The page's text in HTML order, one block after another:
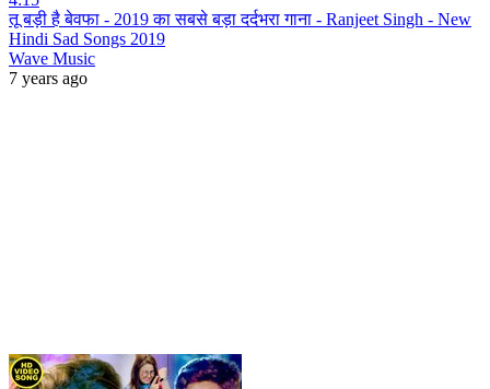
तू बड़ी है बेवफा - 2019 का सबसे बड़ा दर्दभरा गाना - Ranjeet Singh - New
Hindi Sad Songs 2019
Wave Music
7 years ago